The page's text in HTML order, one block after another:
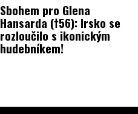
Sbohem pro Glena
Hansarda (†56): Irsko se
rozloučilo s ikonickým
hudebníkem!